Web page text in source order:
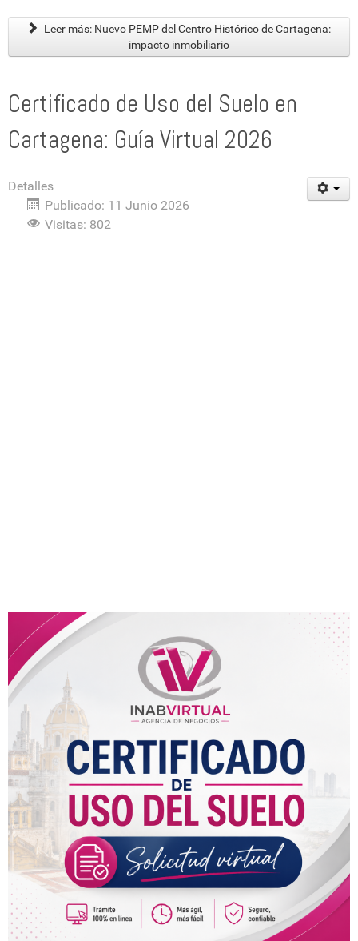
Leer más: Nuevo PEMP del Centro Histórico de Cartagena:
impacto inmobiliario
Certificado de Uso del Suelo en
Cartagena: Guía Virtual 2026
Detalles
Publicado: 11 Junio 2026
Visitas: 802